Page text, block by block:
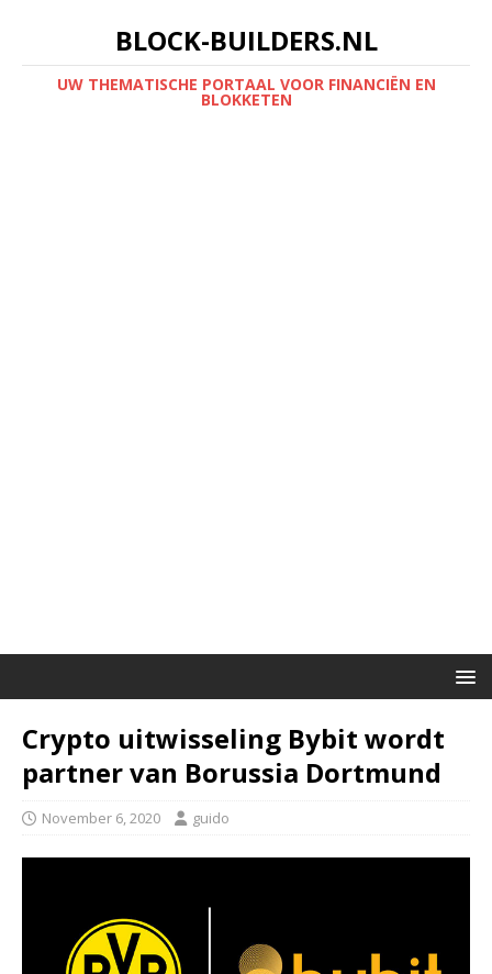
BLOCK-BUILDERS.NL
UW THEMATISCHE PORTAAL VOOR FINANCIËN EN
BLOKKETEN
Crypto uitwisseling Bybit wordt
partner van Borussia Dortmund
November 6, 2020 guido